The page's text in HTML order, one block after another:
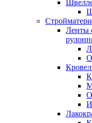
Ленты